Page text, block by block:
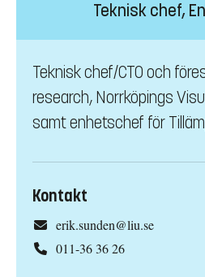
Teknisk chef,
Teknisk chef/CTO och
research, Norrköpings
samt enhetschef för
Kontakt
erik.sunden@liu.se
011-36 36 26